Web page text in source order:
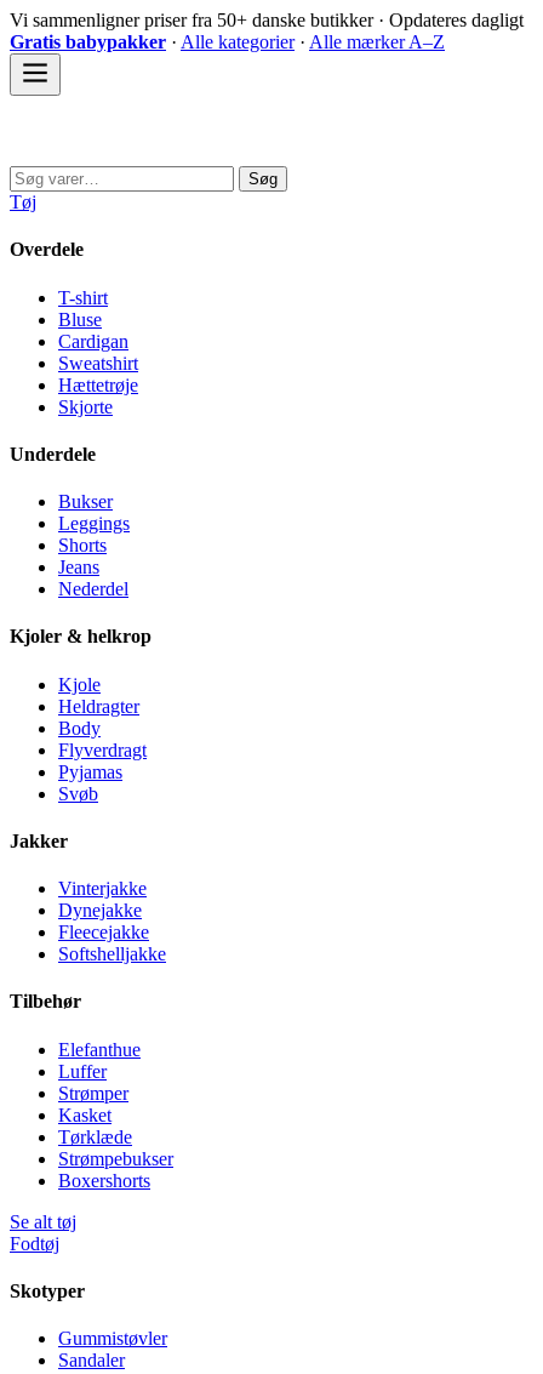
Spring
til
indhold
Vi sammenligner priser fra 50+ danske butikker · Opdateres dagligt
Gratis babypakker · Alle kategorier· Alle mærker A–Z
Søg
efter:
Søg
Tøj
Overdele
T-shirt
Bluse
Cardigan
Sweatshirt
Hættetrøje
Skjorte
Underdele
Bukser
Leggings
Shorts
Jeans
Nederdel
Kjoler & helkrop
Kjole
Heldragter
Body
Flyverdragt
Pyjamas
Svøb
Jakker
Vinterjakke
Dynejakke
Fleecejakke
Softshelljakke
Tilbehør
Elefanthue
Luffer
Strømper
Kasket
Tørklæde
Strømpebukser
Boxershorts
Se alt tøj
Fodtøj
Skotyper
Gummistøvler
Sandaler